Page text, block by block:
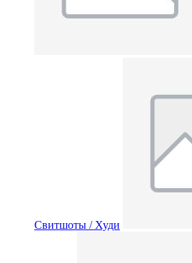
Свитшоты / Худи